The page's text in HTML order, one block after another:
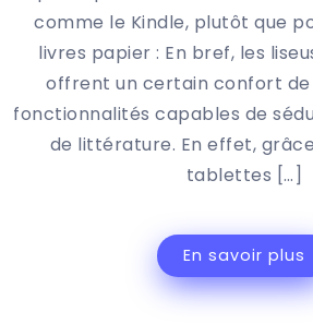
comme le Kindle, plutôt que
livres papier : En bref, les
offrent un certain confort
fonctionnalités capables de
de littérature. En effet,
tablettes […]
En savoir plus